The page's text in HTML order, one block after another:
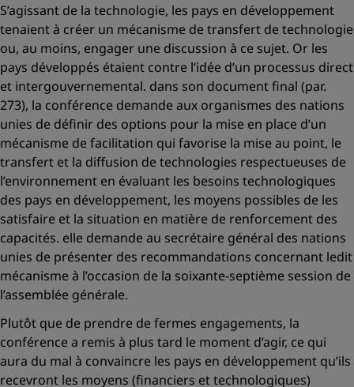
S’agissant de la technologie, les pays en développement
tenaient à créer un mécanisme de transfert de technologie
ou, au moins, engager une discussion à ce sujet. Or les
pays développés étaient contre l’idée d’un processus direct
et intergouvernemental. dans son document final (par.
273), la conférence demande aux organismes des nations
unies de définir des options pour la mise en place d’un
mécanisme de facilitation qui favorise la mise au point, le
transfert et la diffusion de technologies respectueuses de
l’environnement en évaluant les besoins technologiques
des pays en développement, les moyens possibles de les
satisfaire et la situation en matière de renforcement des
capacités. elle demande au secrétaire général des nations
unies de présenter des recommandations concernant ledit
mécanisme à l’occasion de la soixante-septième session de
l’assemblée générale.
Plutôt que de prendre de fermes engagements, la
conférence a remis à plus tard le moment d’agir, ce qui
aura du mal à convaincre les pays en développement qu’ils
recevront les moyens (financiers et technologiques)